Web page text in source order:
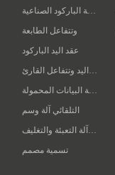
طابعة الباركود الصناعية
وتتفاعل الطابعة
عقد اليد الباركود
عقد اليد وتتفاعل القارئ
محطة البيانات المحمولة
التلقائي آلة وسم
ذكي آلة التعبئة والتغليف
تسمية مصمم